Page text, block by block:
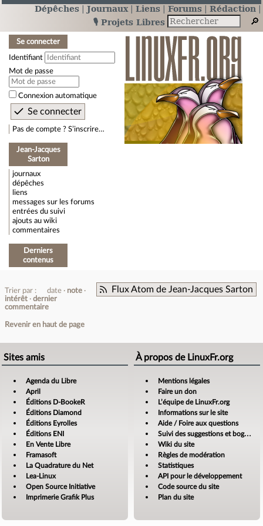
Dépêches Journaux Liens Forums
Rédaction
🎙️ Projets Libres
Se connecter
Identifiant
Mot de passe
Connexion automatique
Pas de compte ? S’inscrire…
Jean-Jacques
Sarton
journaux
dépêches
liens
messages sur les forums
entrées du suivi
ajouts au wiki
commentaires
Derniers
contenus
Flux Atom de Jean-Jacques Sarton
Trier par : date
note
intérêt
dernier
commentaire
Revenir en haut de page
Sites amis
Agenda du Libre
April
Éditions D-BookeR
Éditions Diamond
Éditions Eyrolles
Éditions ENI
En Vente Libre
Framasoft
La Quadrature du Net
Lea-Linux
Open Source Initiative
Imprimerie Grafik Plus
À propos de LinuxFr.org
Mentions légales
Faire un don
L’équipe de LinuxFr.org
Informations sur le site
Aide / Foire aux questions
Suivi des suggestions et bogues
Wiki du site
Règles de modération
Statistiques
API pour le développement
Code source du site
Plan du site